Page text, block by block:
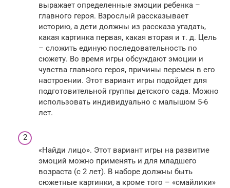
выражает определенные эмоции ребенка –
главного героя. Взрослый рассказывает
историю, а дети должны из рассказа угадать,
какая картинка первая, какая вторая и т. д. Цель
– сложить единую последовательность по
сюжету. Во время игры обсуждают эмоции и
чувства главного героя, причины перемен в его
настроении. Этот вариант игры подойдет для
подготовительной группы детского сада. Можно
использовать индивидуально с малышом 5-6
лет.
«Найди лицо». Этот вариант игры на развитие
эмоций можно применять и для младшего
возраста (с 2 лет). В наборе должны быть
сюжетные картинки, а кроме того – «смайлики»